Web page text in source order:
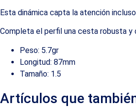
Esta dinámica capta la atención
Completa el perfil una cesta robusta y
Peso: 5.7gr
Longitud: 87mm
Tamaño: 1.5
Artículos que